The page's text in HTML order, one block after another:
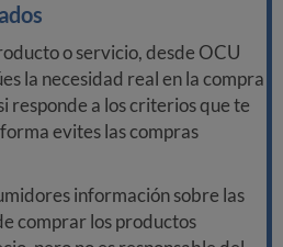
o servicio, desde OCU
la necesidad real en la compra
responde a los criterios que te
evites las compras
información sobre las
comprar los productos